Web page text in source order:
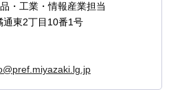
・工業・情報産業担当
東2丁目10番1号